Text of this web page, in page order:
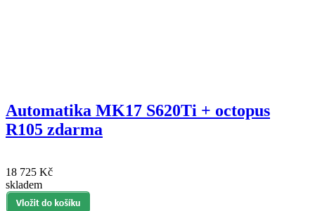
Automatika MK17 S620Ti + octopus
R105 zdarma
18 725 Kč
skladem